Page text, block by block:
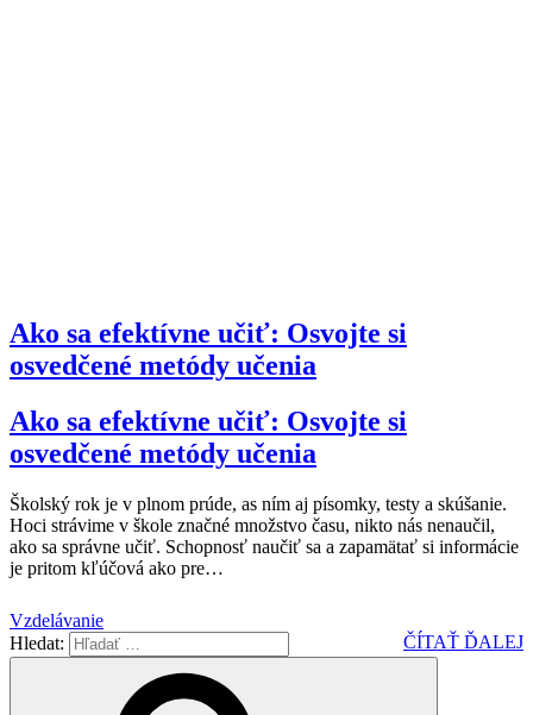
Ako sa efektívne učiť: Osvojte si
osvedčené metódy učenia
Ako sa efektívne učiť: Osvojte si
osvedčené metódy učenia
Školský rok je v plnom prúde, as ním aj písomky, testy a skúšanie.
Hoci strávime v škole značné množstvo času, nikto nás nenaučil,
ako sa správne učiť. Schopnosť naučiť sa a zapamätať si informácie
je pritom kľúčová ako pre…
Vzdelávanie
ČÍTAŤ ĎALEJ
Hledat: